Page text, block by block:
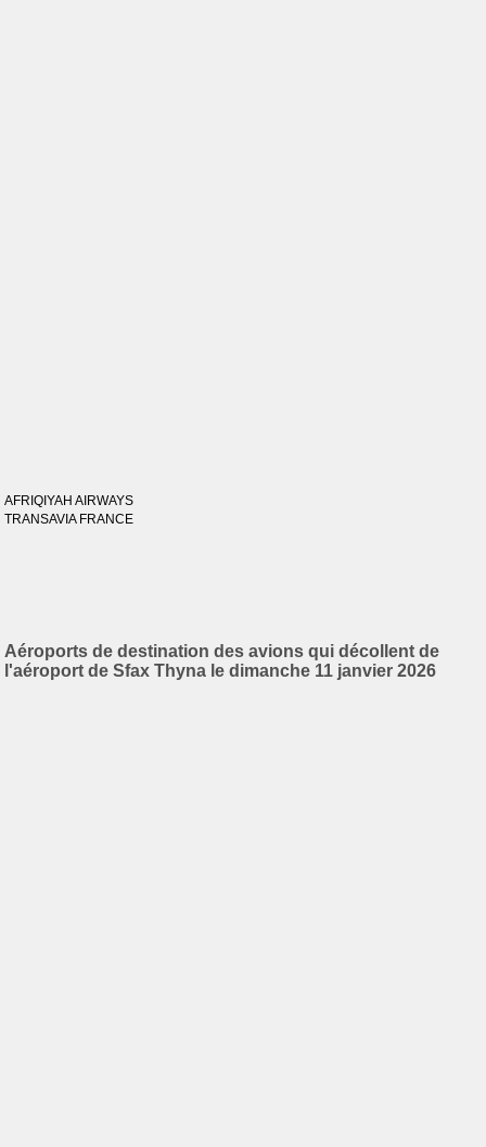
AFRIQIYAH AIRWAYS
TRANSAVIA FRANCE
Aéroports de destination des avions qui décollent de
l'aéroport de Sfax Thyna le dimanche 11 janvier 2026